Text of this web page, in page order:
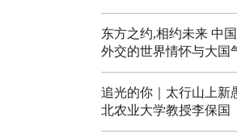
东方之约,相约未来 中
外交的世界情怀与大国
追光的你｜太行山上新
北农业大学教授李保国